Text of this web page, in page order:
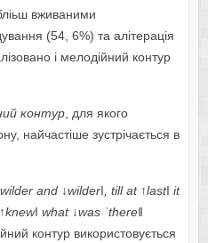
вживаними
(54, 6%) та алітерація
і мелодійний контур
контур, для якого
найчастіше зустрічається в
wilder and↓wilderǀ, till at↑lastǀ it
knewǀ what↓wasˈthereǁ
контур використовується